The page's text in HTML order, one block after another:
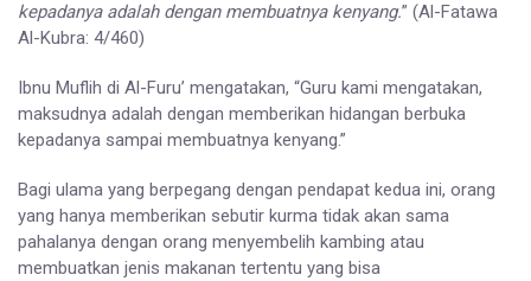
kepadanya adalah dengan membuatnya kenyang.” (Al-Fatawa
Al-Kubra: 4/460)
Ibnu Muflih di Al-Furu’ mengatakan, “Guru kami mengatakan,
maksudnya adalah dengan memberikan hidangan berbuka
kepadanya sampai membuatnya kenyang.”
Bagi ulama yang berpegang dengan pendapat kedua ini, orang
yang hanya memberikan sebutir kurma tidak akan sama
pahalanya dengan orang menyembelih kambing atau
membuatkan jenis makanan tertentu yang bisa